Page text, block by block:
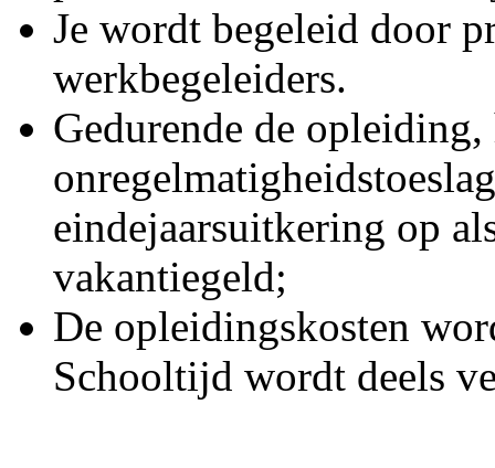
Je wordt begeleid door
werkbegeleiders.
Gedurende de
eindejaarsuitkering op
vakantiegeld;
De opleidingskosten
Schooltijd wordt deels